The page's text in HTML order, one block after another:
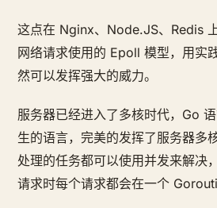
这点在 Nginx、Node.JS、Redis
网络请求使用的 Epoll 模型，用实
然可以发挥强大的威力。
服务器已经进入了多核时代，Go
生的语言，完美的发挥了服务器多
处理的任务都可以使用并发来解决
请求时每个请求都会在一个